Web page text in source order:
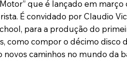
que é lançado em março
É convidado por Claudio
para a produção do
como compor o décimo
caminhos no mundo da